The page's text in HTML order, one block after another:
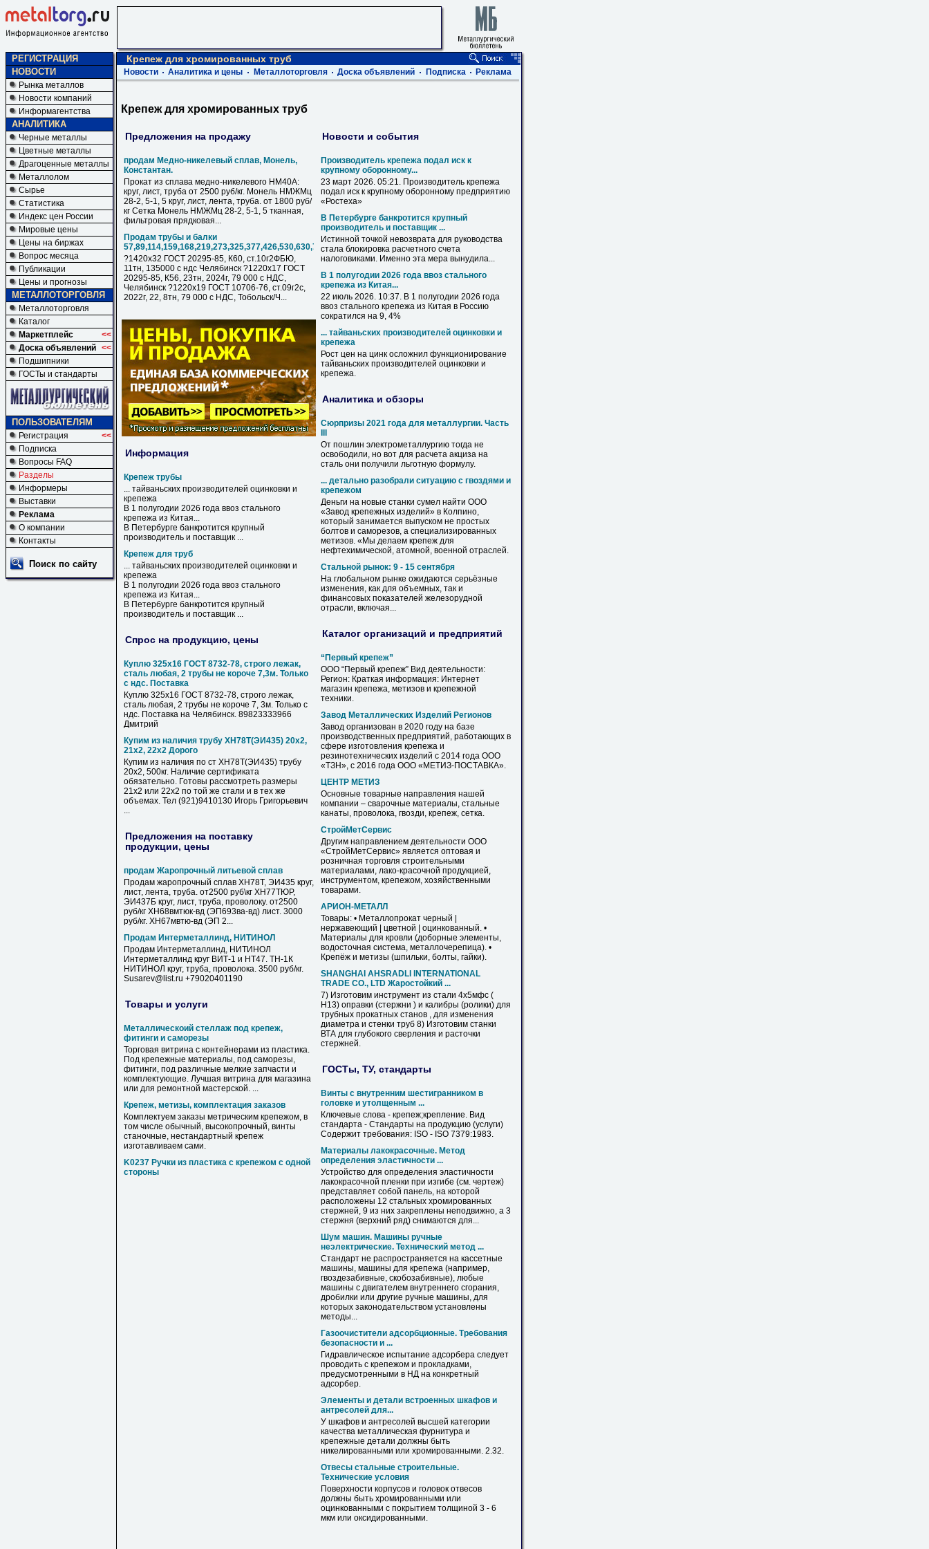
РЕГИСТРАЦИЯ
НОВОСТИ
Рынка металлов
Новости компаний
Информагентства
АНАЛИТИКА
Черные металлы
Цветные металлы
Драгоценные металлы
Металлолом
Сырье
Статистика
Индекс цен России
Мировые цены
Цены на биржах
Вопрос месяца
Публикации
Цены и прогнозы
МЕТАЛЛОТОРГОВЛЯ
Металлоторговля
Каталог
Маркетплейс
<<
Доска объявлений <<
Подшипники
ГОСТы и стандарты
ПОЛЬЗОВАТЕЛЯМ
Регистрация
<<
Подписка
Вопросы FAQ
Разделы
Информеры
Выставки
Реклама
О компании
Контакты
Поиск по сайту
Крепеж для хромированных труб
Новости Аналитика и цены Металлоторговля Доска объявлений Подписка Реклама
Крепеж для хромированных труб
Предложения на продажу
продам Медно-никелевый сплав, Монель,
Константан.
Прокат из сплава медно-никелевого НМ40А:
круг, лист, труба от 2500 руб/кг. Монель НМЖМц
28-2, 5-1, 5 круг, лист, лента, труба. от 1800 руб/
кг Сетка Монель НМЖМц 28-2, 5-1, 5 тканная,
фильтровая прядковая...
Продам трубы и балки
57,89,114,159,168,219,273,325,377,426,530,630,720,820,1020,1220,1420
?1420х32 ГОСТ 20295-85, К60, ст.10г2ФБЮ,
11тн, 135000 с ндс Челябинск ?1220х17 ГОСТ
20295-85, К56, 23тн, 2024г, 79 000 с НДC,
Челябинск ?1220х19 ГОСТ 10706-76, ст.09г2с,
2022г, 22, 8тн, 79 000 с НДC, Тобольск/Ч...
Информация
Крепеж трубы
... тайваньских производителей оцинковки и
крепежа
В 1 полугодии 2026 года ввоз стального
крепежа из Китая...
В Петербурге банкротится крупный
производитель и поставщик ...
Крепеж для труб
... тайваньских производителей оцинковки и
крепежа
В 1 полугодии 2026 года ввоз стального
крепежа из Китая...
В Петербурге банкротится крупный
производитель и поставщик ...
Спрос на продукцию, цены
Куплю 325х16 ГОСТ 8732-78, строго лежак,
сталь любая, 2 трубы не короче 7,3м. Только
с ндс. Поставка
Куплю 325х16 ГОСТ 8732-78, строго лежак,
сталь любая, 2 трубы не короче 7, 3м. Только с
ндс. Поставка на Челябинск. 89823333966
Дмитрий
Купим из наличия трубу ХН78Т(ЭИ435) 20х2,
21х2, 22х2 Дорого
Купим из наличия по ст ХН78Т(ЭИ435) трубу
20х2, 500кг. Наличие сертификата
обязательно. Готовы рассмотреть размеры
21х2 или 22х2 по той же стали и в тех же
объемах. Тел (921)9410130 Игорь Григорьевич
...
Предложения на поставку
продукции, цены
продам Жаропрочный литьевой сплав
Продам жаропрочный сплав ХН78Т, ЭИ435 круг,
лист, лента, труба. от2500 руб\кг ХН77ТЮР,
ЭИ437Б круг, лист, труба, проволоку. от2500
руб/кг ХН68вмтюк-вд (ЭП693ва-вд) лист. 3000
руб/кг. ХН67мвтю-вд (ЭП 2...
Продам Интерметаллинд, НИТИНОЛ
Продам Интерметаллинд, НИТИНОЛ
Интерметаллинд круг ВИТ-1 и НТ47. ТН-1К
НИТИНОЛ круг, труба, проволока. 3500 руб/кг.
Susarev@list.ru +79020401190
Товары и услуги
Металлическоий стеллаж под крепеж,
фитинги и саморезы
Торговая витрина с контейнерами из пластика.
Под крепежные материалы, под саморезы,
фитинги, под различные мелкие запчасти и
комплектующие. Лучшая витрина для магазина
или для ремонтной мастерской. ...
Крепеж, метизы, комплектация заказов
Комплектуем заказы метрическим крепежом, в
том числе обычный, высокопрочный, винты
станочные, нестандартный крепеж
изготавливаем сами.
K0237 Ручки из пластика с крепежом с одной
стороны
Новости и события
Производитель крепежа подал иск к
крупному оборонному...
23 март 2026. 05:21. Производитель крепежа
подал иск к крупному оборонному предприятию
«Ростеха»
В Петербурге банкротится крупный
производитель и поставщик ...
Истинной точкой невозврата для руководства
стала блокировка расчетного счета
налоговиками. Именно эта мера вынудила...
В 1 полугодии 2026 года ввоз стального
крепежа из Китая...
22 июль 2026. 10:37. В 1 полугодии 2026 года
ввоз стального крепежа из Китая в Россию
сократился на 9, 4%
... тайваньских производителей оцинковки и
крепежа
Рост цен на цинк осложнил функционирование
тайваньских производителей оцинковки и
крепежа.
Аналитика и обзоры
Сюрпризы 2021 года для металлургии. Часть
От пошлин электрометаллургию тогда не
освободили, но вот для расчета акциза на
сталь они получили льготную формулу.
... детально разобрали ситуацию с гвоздями и
крепежом
Деньги на новые станки сумел найти ООО
«Завод крепежных изделий» в Колпино,
который занимается выпуском не простых
болтов и саморезов, а специализированных
метизов. «Мы делаем крепеж для
нефтехимической, атомной, военной отраслей.
Стальной рынок: 9 - 15 сентября
На глобальном рынке ожидаются серьёзные
изменения, как для объемных, так и
финансовых показателей железорудной
отрасли, включая...
Каталог организаций и предприятий
“Первый крепеж”
ООО “Первый крепеж” Вид деятельности:
Регион: Краткая информация: Интернет
магазин крепежа, метизов и крепежной
техники.
Завод Металлических Изделий Регионов
Завод организован в 2020 году на базе
производственных предприятий, работающих в
сфере изготовления крепежа и
резинотехнических изделий с 2014 года ООО
«ТЗН», с 2016 года ООО «МЕТИЗ-ПОСТАВКА».
ЦЕНТР МЕТИЗ
Основные товарные направления нашей
компании – сварочные материалы, стальные
канаты, проволока, гвозди, крепеж, сетка.
СтройМетСервис
Другим направлением деятельности ООО
«СтройМетСервис» является оптовая и
розничная торговля строительными
материалами, лако-красочной продукцией,
инструментом, крепежом, хозяйственными
товарами.
АРИОН-МЕТАЛЛ
Товары: • Металлопрокат черный |
нержавеющий | цветной | оцинкованный. •
Материалы для кровли (доборные элементы,
водосточная система, металлочерепица). •
Крепёж и метизы (шпильки, болты, гайки).
SHANGHAI AHSRADLI INTERNATIONAL
TRADE CО., LTD Жаростойкий ...
7) Изготовим инструмент из стали 4х5мфс (
H13) оправки (стержни ) и калибры (ролики) для
трубных прокатных станов , для изменения
диаметра и стенки труб 8) Изготовим станки
ВТА для глубокого сверления и расточки
стержней.
ГОСТы, ТУ, стандарты
Винты с внутренним шестигранником в
головке и утолщенным ...
Ключевые слова - крепеж;крепление. Вид
стандарта - Стандарты на продукцию (услуги)
Содержит требования: ISO - ISO 7379:1983.
Материалы лакокрасочные. Метод
определения эластичности ...
Устройство для определения эластичности
лакокрасочной пленки при изгибе (см. чертеж)
представляет собой панель, на которой
расположены 12 стальных хромированных
стержней, 9 из них закреплены неподвижно, а 3
стержня (верхний ряд) снимаются для...
Шум машин. Машины ручные
неэлектрические. Технический метод ...
Стандарт не распространяется на кассетные
машины, машины для крепежа (например,
гвоздезабивные, скобозабивные), любые
машины с двигателем внутреннего сгорания,
дробилки или другие ручные машины, для
которых законодательством установлены
методы...
Газоочистители адсорбционные. Требования
безопасности и ...
Гидравлическое испытание адсорбера следует
проводить с крепежом и прокладками,
предусмотренными в НД на конкретный
адсорбер.
Элементы и детали встроенных шкафов и
антресолей для...
У шкафов и антресолей высшей категории
качества металлическая фурнитура и
крепежные детали должны быть
никелированными или хромированными. 2.32.
Отвесы стальные строительные.
Технические условия
Поверхности корпусов и головок отвесов
должны быть хромированными или
оцинкованными с покрытием толщиной 3 - 6
мкм или оксидированными.